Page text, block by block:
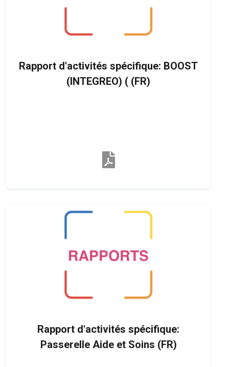
Rapport d'activités spécifique: BOOST
(INTEGREO) ( (FR)
Rapport d'activités spécifique:
Passerelle Aide et Soins (FR)